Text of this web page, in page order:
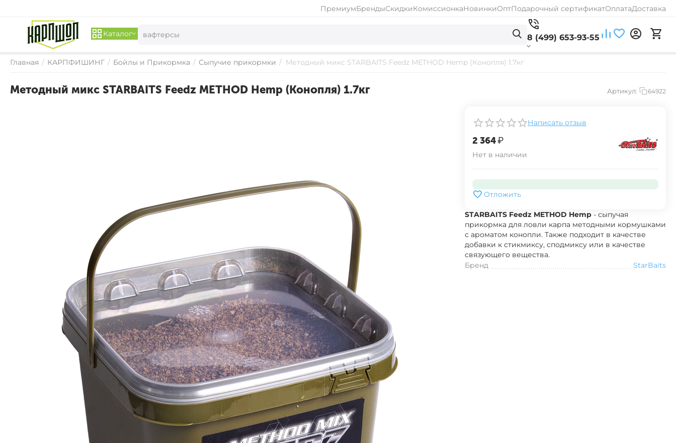
ПремиумБрендыСкидкиКомиссионкаНовинкиОптПодарочный сертификатОплатаДоставка
Каталог 8 (499) 653-93-55
Главная / КАРПФИШИНГ / Бойлы и Прикормка / Сыпучие прикормки / Методный микс STARBAITS Feedz METHOD Hemp (Конопля) 1.7кг
Методный микс STARBAITS Feedz METHOD Hemp (Конопля) 1.7кг Артикул: 64922
Написать отзыв
‍2 364‍₽
Нет в наличии
Отложить
STARBAITS Feedz METHOD Hemp - сыпучая
прикормка для ловли карпа методными кормушками
с ароматом конопли. Также подходит в качестве
добавки к стикмиксу, сподмиксу или в качестве
связующего вещества.
Бренд
StarBaits